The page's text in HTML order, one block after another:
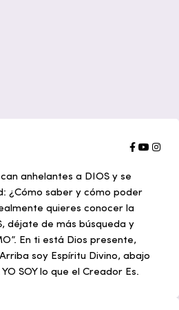
anhelantes a DIOS y se
¿Cómo saber y cómo poder
quieres conocer la
déjate de más búsqueda y
En ti está Dios presente,
soy Espíritu Divino, abajo
SOY lo que el Creador Es.